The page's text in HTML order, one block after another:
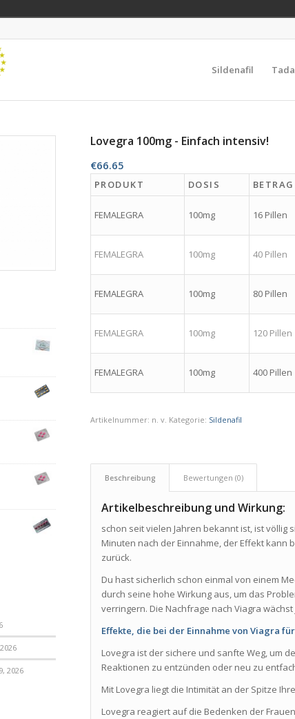
Sildenafil
2026
Lovegra 100mg - Einfach intensiv!
€66.65
PRODUKT DOSIS BETRAG
FEMALEGRA 100mg 16 Pillen
FEMALEGRA 100mg 40 Pillen
FEMALEGRA 100mg 80 Pillen
FEMALEGRA 100mg 120 Pillen
FEMALEGRA 100mg 400 Pillen
Artikelnummer: n. v. Kategorie: Sildenafil
Beschreibung Bewertungen (0)
Artikelbeschreibung und Wirkung:
schon seit vielen Jahren bekannt ist, ist völlig
Minuten nach der Einnahme, der Effekt kann
zurück.
Du hast sicherlich schon einmal von einem
durch seine hohe Wirkung aus, um das
verringern. Die Nachfrage nach Viagra wächst
Effekte, die bei der Einnahme von Viagra
Lovegra ist der sichere und sanfte Weg, um
Reaktionen zu entzünden oder neu zu
Mit Lovegra liegt die Intimität an der Spitze
Lovegra reagiert auf die Bedenken der